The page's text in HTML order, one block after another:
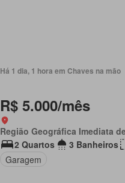
Há 1 dia, 1 hora em Chaves na mão
R$ 5.000/mês
Região Geográfica Imediata
2 Quartos
3 Banheiros
Garagem